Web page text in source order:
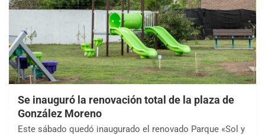
Se inauguró la renovación total de la plaza de
González Moreno
Este sábado quedó inaugurado el renovado Parque «Sol y